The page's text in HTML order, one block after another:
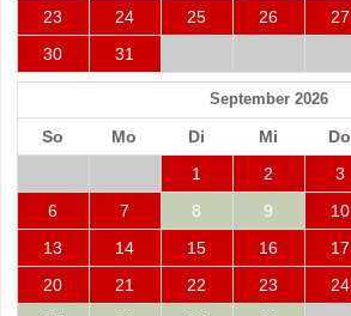
23
24 25 26 27
30
31
September 2026
So Mo Di Mi Do
1
2 3
6
7 8 9 10
13
14 15 16 17
20
21 22 23 24